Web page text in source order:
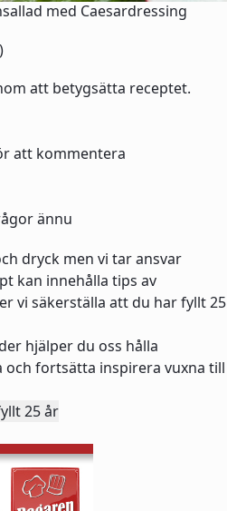
med Caesardressing
att betygsätta receptet.
att kommentera
ännu
dryck men vi tar ansvar
kan innehålla tips av
vi säkerställa att du har fyllt 25
hjälper du oss hålla
fortsätta inspirera vuxna till
25 år